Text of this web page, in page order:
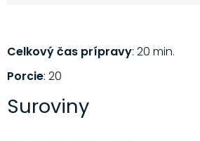
Celkový čas prípravy: 20 min.
Porcie: 20
Suroviny